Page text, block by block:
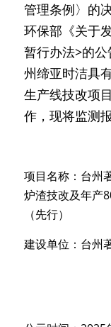
管理条例〉的
环保部《关于
暂行办法>的
州缔亚时洁具
生产线技改项
作，现将监测
项目名称：台州
炉渣技改及年产
（先行）
建设单位：台州